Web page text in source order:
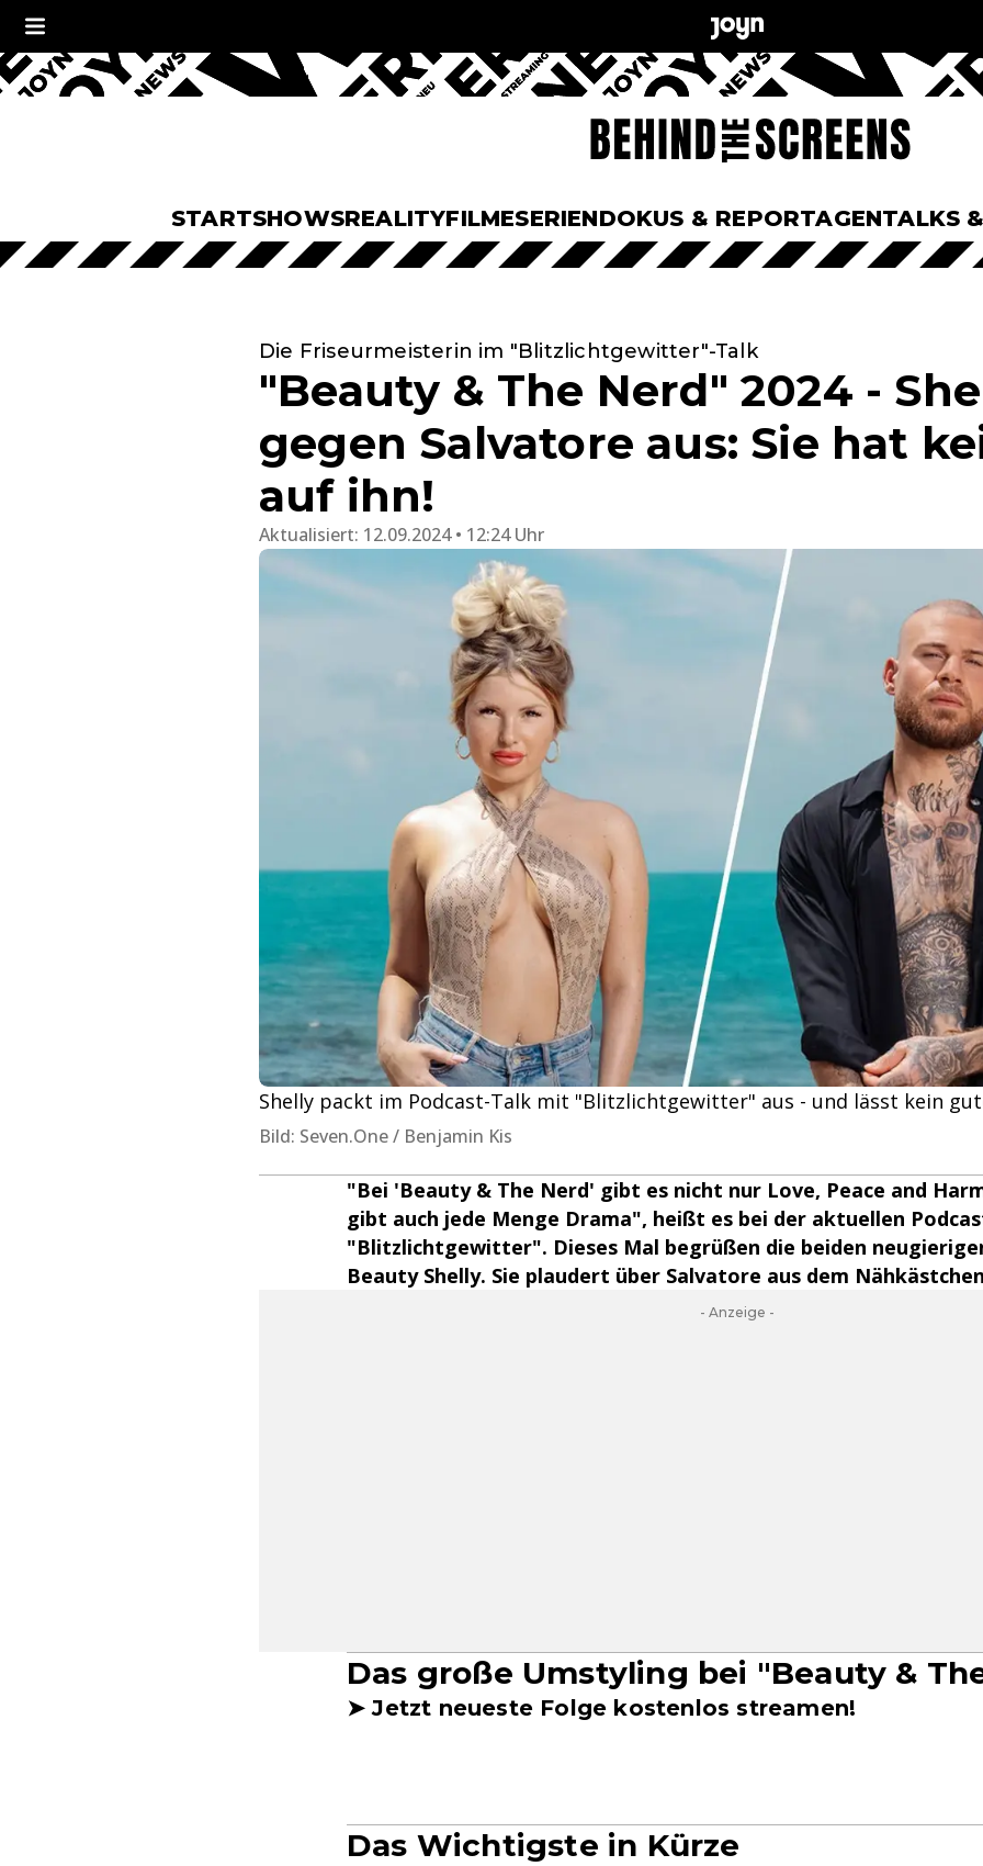
STARTSHOWSREALITYFILMESERIENDOKUS & REPORTAGENTALKS
Die Friseurmeisterin im "Blitzlichtgewitter"-Talk
"Beauty & The Nerd" 2024 -
gegen Salvatore aus: Sie hat
auf ihn!
Aktualisiert: 12.09.2024 • 12:24 Uhr
Shelly packt im Podcast-Talk mit "Blitzlichtgewitter" aus - und lässt kein
Bild: Seven.One / Benjamin Kis
"Bei 'Beauty & The Nerd' gibt es nicht nur Love, Peace and
gibt auch jede Menge Drama", heißt es bei der aktuellen
"Blitzlichtgewitter". Dieses Mal begrüßen die beiden
Beauty Shelly. Sie plaudert über Salvatore aus dem
- Anzeige -
Das große Umstyling bei "Beauty &
➤ Jetzt neueste Folge kostenlos streamen!
Das Wichtigste in Kürze